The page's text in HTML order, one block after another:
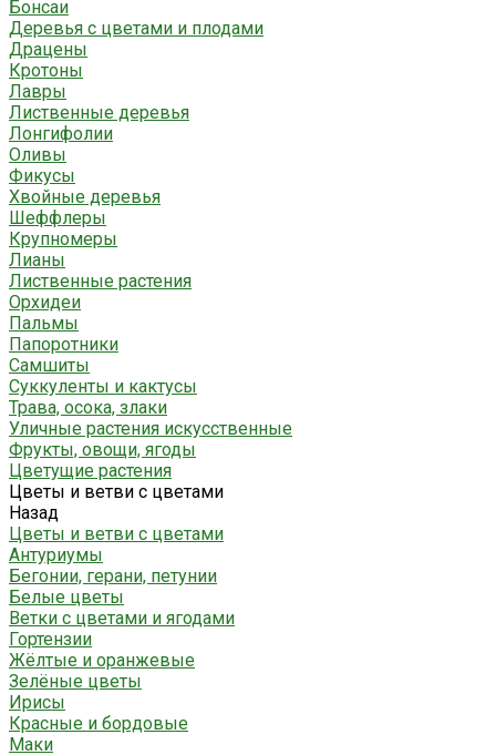
Бонсаи
Деревья с цветами и плодами
Драцены
Кротоны
Лавры
Лиственные деревья
Лонгифолии
Оливы
Фикусы
Хвойные деревья
Шеффлеры
Крупномеры
Лианы
Лиственные растения
Орхидеи
Пальмы
Папоротники
Самшиты
Суккуленты и кактусы
Трава, осока, злаки
Уличные растения искусственные
Фрукты, овощи, ягоды
Цветущие растения
Цветы и ветви с цветами
Назад
Цветы и ветви с цветами
Антуриумы
Бегонии, герани, петунии
Белые цветы
Ветки с цветами и ягодами
Гортензии
Жёлтые и оранжевые
Зелёные цветы
Ирисы
Красные и бордовые
Маки